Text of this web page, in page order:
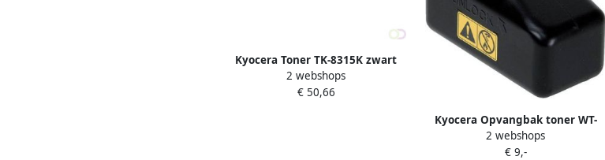
Kyocera Toner TK-8315K zwart
2 webshops
€ 50,66
Kyocera Opvangbak toner WT-
895
2 webshops
€ 9,-